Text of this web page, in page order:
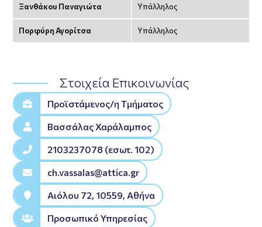
Ξανθάκου Παναγιώτα Υπάλληλος
Πορφύρη Αγορίτσα Υπάλληλος
Στοιχεία Επικοινωνίας
Προϊστάμενος/η Tμήματος
Βασσάλας Χαράλαμπος
2103237078 (εσωτ. 102)
ch.vassalas@attica.gr
Αιόλου 72, 10559, Αθήνα
Προσωπικό Υπηρεσίας